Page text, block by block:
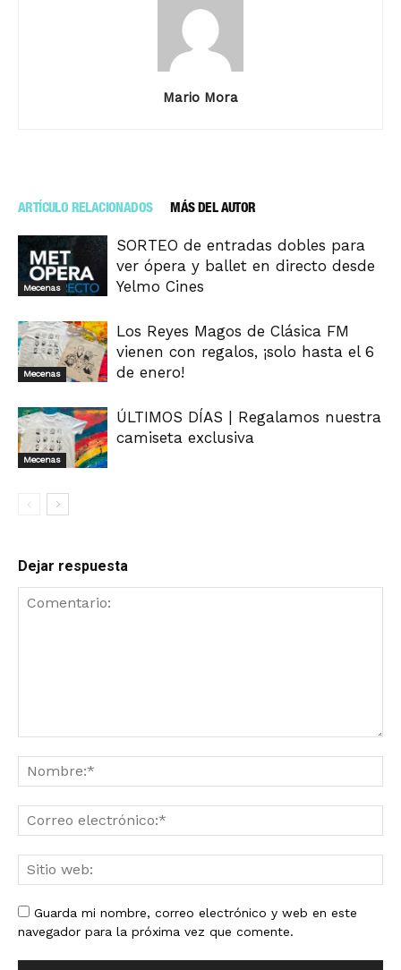
Mario Mora
ARTÍCULO RELACIONADOS MÁS DEL AUTOR
Mecenas
SORTEO de entradas dobles para
ver ópera y ballet en directo desde
Yelmo Cines
Mecenas
Los Reyes Magos de Clásica FM
vienen con regalos, ¡solo hasta el 6
de enero!
Mecenas
ÚLTIMOS DÍAS | Regalamos nuestra
camiseta exclusiva
Dejar respuesta
Guarda mi nombre, correo electrónico y web en este
navegador para la próxima vez que comente.